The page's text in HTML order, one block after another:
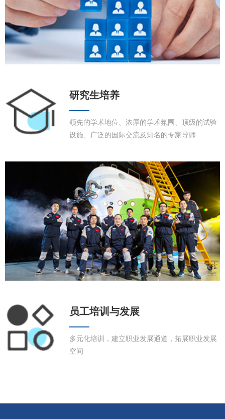
研究生培养
领先的学术地位、浓厚的学术氛围、顶级的试验
设施、广泛的国际交流及知名的专家导师
员工培训与发展
多元化培训，建立职业发展通道，拓展职业发展
空间